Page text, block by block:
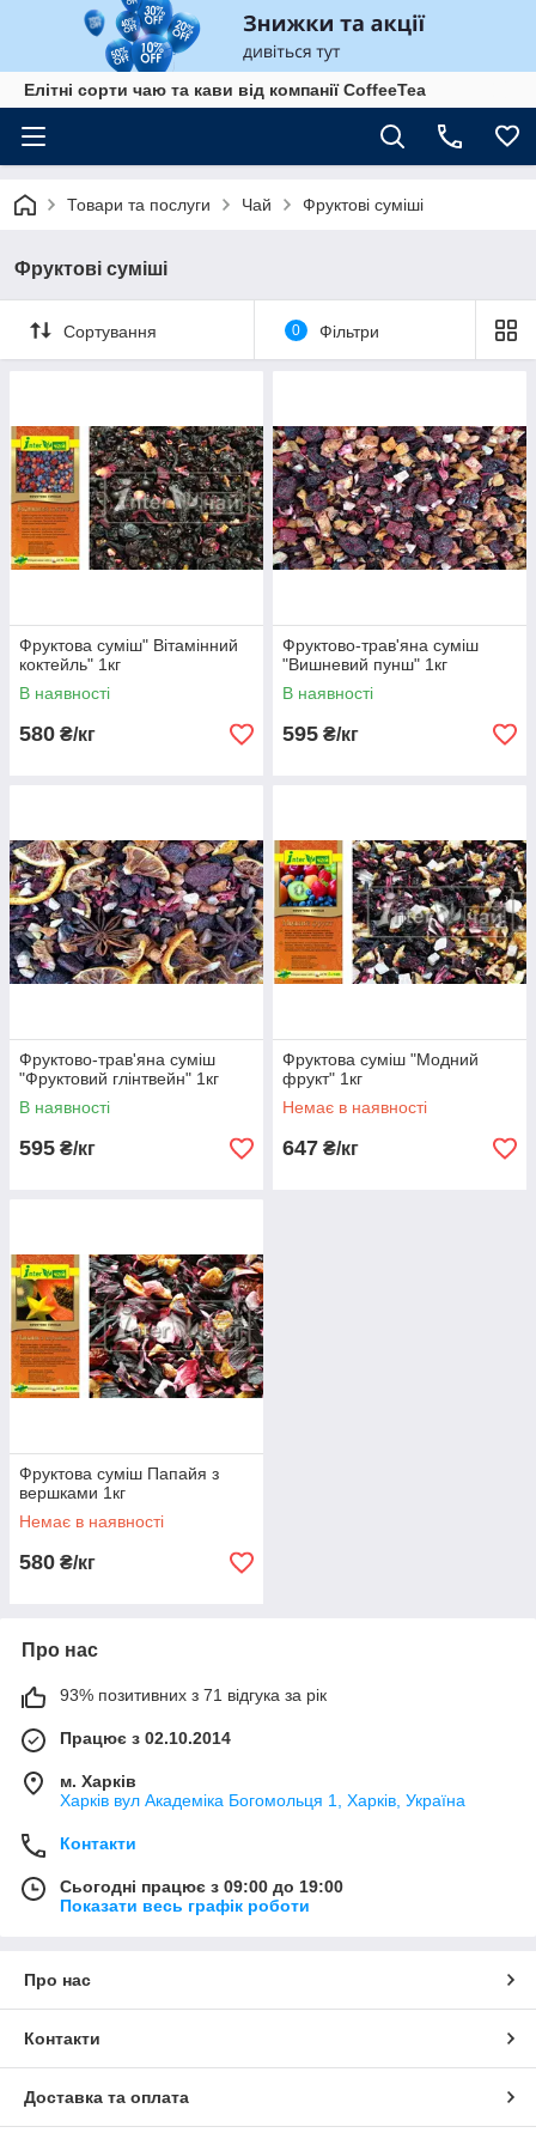
Елітні сорти чаю та кави від компанії CoffeeTea
Товари та послуги Чай Фруктові суміші
Фруктові суміші
Сортування 0 Фільтри
Фруктова суміш" Вітамінний
коктейль" 1кг
В наявності
580 ₴/кг
Фруктово-трав'яна суміш
"Вишневий пунш" 1кг
В наявності
595 ₴/кг
Фруктово-трав'яна суміш
"Фруктовий глінтвейн" 1кг
В наявності
595 ₴/кг
Фруктова суміш "Модний
фрукт" 1кг
Немає в наявності
647 ₴/кг
Фруктова суміш Папайя з
вершками 1кг
Немає в наявності
580 ₴/кг
Про нас
93% позитивних з 71 відгука за рік
Працює з 02.10.2014
м. Харків
Харків вул Академіка Богомольця 1, Харків, Україна
Контакти
Сьогодні працює з 09:00 до 19:00
Показати весь графік роботи
Про нас
Контакти
Доставка та оплата